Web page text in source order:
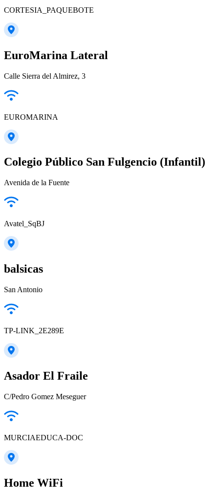
CORTESIA_PAQUEBOTE
EuroMarina Lateral
Calle Sierra del Almirez, 3
EUROMARINA
Colegio Público San Fulgencio (Infantil)
Avenida de la Fuente
Avatel_SqBJ
balsicas
San Antonio
TP-LINK_2E289E
Asador El Fraile
C/Pedro Gomez Meseguer
MURCIAEDUCA-DOC
Home WiFi